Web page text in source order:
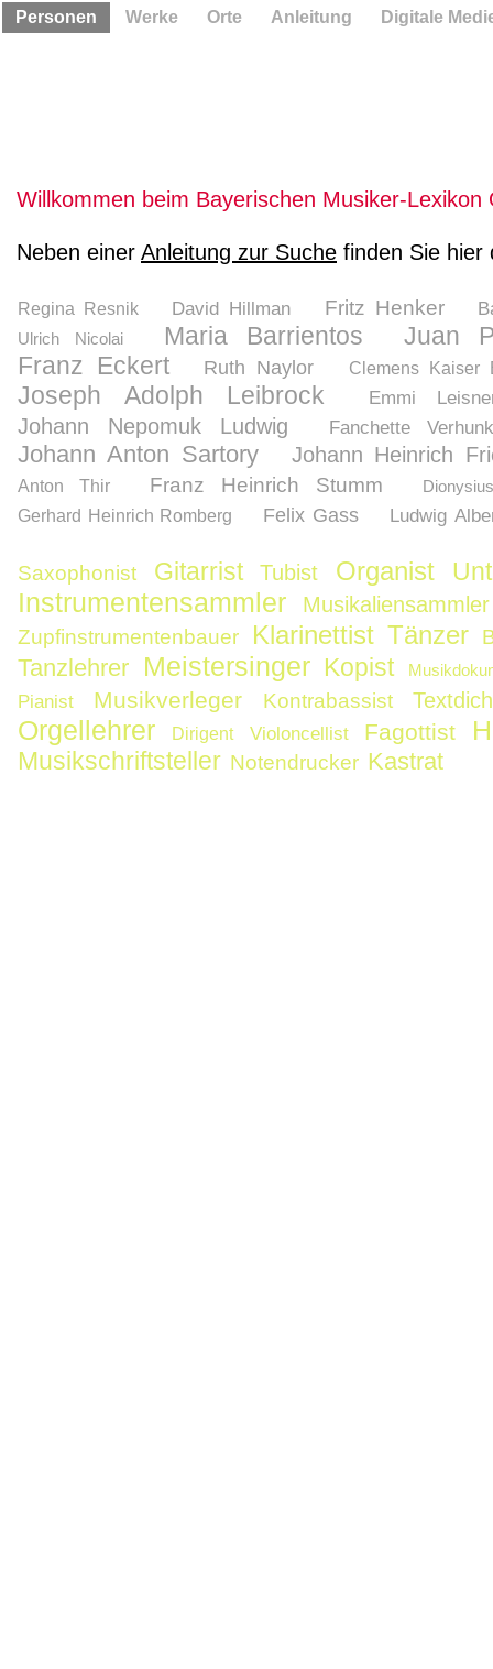
Willkommen beim Bayerischen Musiker-
Neben einer Anleitung zur Suche finden Sie hier
Regina Resnik David Hillman Fritz Henker
Ulrich Nicolai Maria Barrientos
Juan
Franz Eckert
Ruth Naylor Clemens Kaiser
Joseph Adolph Leibrock Emmi
Johann Nepomuk Ludwig Fanchette
Johann Anton Sartory Johann Heinrich
Anton Thir Franz Heinrich Stumm
Gerhard Heinrich Romberg
Felix Gass Ludwig
Saxophonist Gitarrist Tubist Organist
Instrumentensammler Musikaliensammler
Zupfinstrumentenbauer Klarinettist Tänzer
Tanzlehrer Meistersinger Kopist
Pianist Musikverleger Kontrabassist
Orgellehrer Dirigent Violoncellist Fagottist
Musikschriftsteller Notendrucker Kastrat
Personen Werke Orte Anleitung Digitale